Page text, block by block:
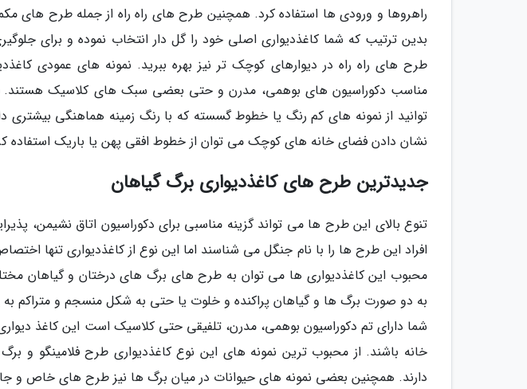
راهروها و ورودی ها استفاده کرد. همچنین طرح های راه راه از جمله طرح های
بدین ترتیب که شما کاغذدیواری اصلی خود را گل دار انتخاب نموده و برای
طرح های راه راه در دیوارهای کوچک تر نیز بهره ببرید. نمونه های عمودی
مناسب دکوراسیون های بوهمی، مدرن و حتی بعضی سبک های کلاسیک هستند.
توانید از نمونه های کم رنگ یا خطوط گسسته که با رنگ زمینه هماهنگی بیشتری
نشان دادن فضای خانه های کوچک می توان از خطوط افقی پهن یا باریک استفاده
جدیدترین طرح های کاغذدیواری برگ گیاهان
تنوع بالای این طرح ها می تواند گزینه مناسبی برای دکوراسیون اتاق نشیمن،
افراد این طرح ها را با نام جنگل می شناسند اما این نوع از کاغذدیواری تنها
محبوب این کاغذدیواری ها می توان به طرح های برگ های درختان و گیاهان
به دو صورت برگ ها و گیاهان پراکنده و خلوت یا حتی به شکل منسجم و متراکم
شما دارای تم دکوراسیون بوهمی، مدرن، تلفیقی حتی کلاسیک است این کاغذ
خانه باشند. از محبوب ترین نمونه های این نوع کاغذدیواری طرح فلامینگو و
دارند. همچنین بعضی نمونه های حیوانات در میان برگ ها نیز طرح های خاص و